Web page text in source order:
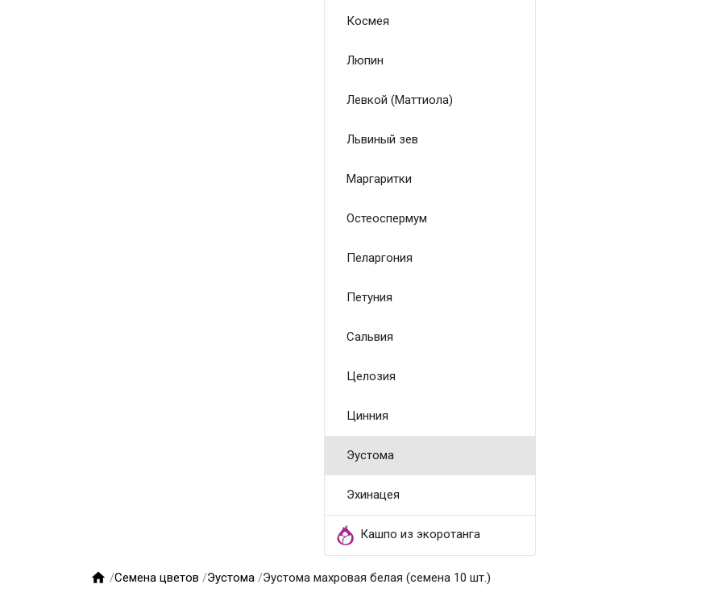
Космея
Люпин
Левкой (Маттиола)
Львиный зев
Маргаритки
Остеоспермум
Пеларгония
Петуния
Сальвия
Целозия
Цинния
Эустома
Эхинацея
Кашпо из экоротанга
 /Семена цветов /Эустома /Эустома махровая белая (семена 10 шт.)